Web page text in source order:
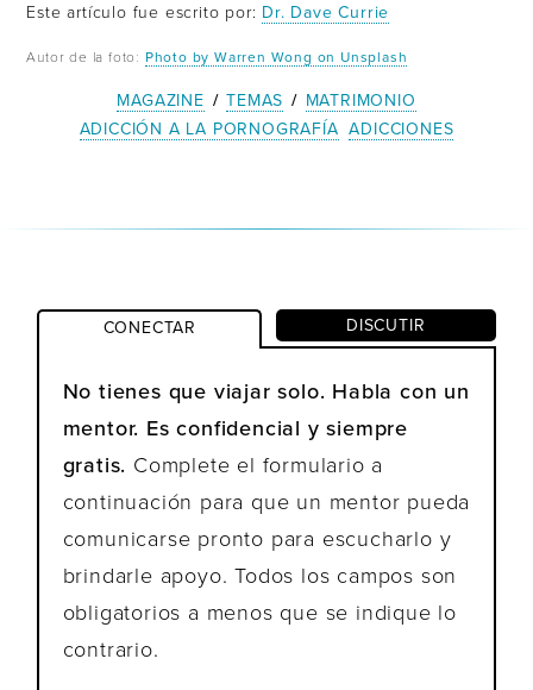
Este artículo fue escrito por: Dr. Dave Currie
Autor de la foto: Photo by Warren Wong on Unsplash
MAGAZINE / TEMAS / MATRIMONIO
ADICCIÓN A LA PORNOGRAFÍA ADICCIONES
CONECTAR DISCUTIR
No tienes que viajar solo. Habla con un
mentor. Es confidencial y siempre
gratis. Complete el formulario a
continuación para que un mentor pueda
comunicarse pronto para escucharlo y
brindarle apoyo. Todos los campos son
obligatorios a menos que se indique lo
contrario.